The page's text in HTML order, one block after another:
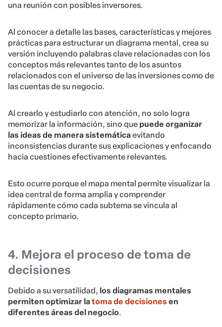
una reunión con posibles inversores.
Al conocer a detalle las bases, características y mejores
prácticas para estructurar un diagrama mental, crea su
versión incluyendo palabras clave relacionadas con los
conceptos más relevantes tanto de los asuntos
relacionados con el universo de las inversiones como de
las cuentas de su negocio.
Al crearlo y estudiarlo con atención, no solo logra
memorizar la información, sino que puede organizar
las ideas de manera sistemáticaevitando
inconsistencias durante sus explicaciones y enfocando
hacia cuestiones efectivamente relevantes.
Esto ocurre porque el mapa mental permite visualizar la
idea central de forma amplia y comprender
rápidamente cómo cada subtema se vincula al
concepto primario.
4. Mejora el proceso de toma de
decisiones
Debido a su versatilidad, los diagramas mentales
permiten optimizar latoma de decisiones en
diferentes áreas del negocio.